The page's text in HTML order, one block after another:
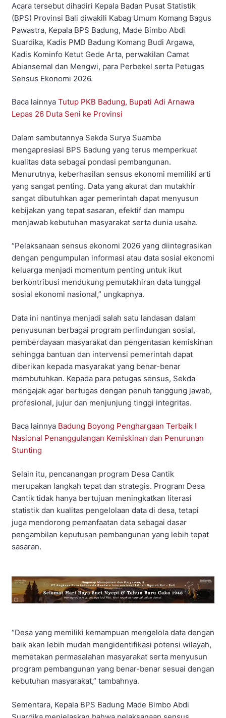
Acara tersebut dihadiri Kepala Badan Pusat Statistik
(BPS) Provinsi Bali diwakili Kabag Umum Komang Bagus
Pawastra, Kepala BPS Badung, Made Bimbo Abdi
Suardika, Kadis PMD Badung Komang Budi Argawa,
Kadis Kominfo Ketut Gede Arta, perwakilan Camat
Abiansemal dan Mengwi, para Perbekel serta Petugas
Sensus Ekonomi 2026.
Baca lainnya Tutup PKB Badung, Bupati Adi Arnawa
Lepas 26 Duta Seni ke Provinsi
Dalam sambutannya Sekda Surya Suamba
mengapresiasi BPS Badung yang terus memperkuat
kualitas data sebagai pondasi pembangunan.
Menurutnya, keberhasilan sensus ekonomi memiliki arti
yang sangat penting. Data yang akurat dan mutakhir
sangat dibutuhkan agar pemerintah dapat menyusun
kebijakan yang tepat sasaran, efektif dan mampu
menjawab kebutuhan masyarakat serta dunia usaha.
“Pelaksanaan sensus ekonomi 2026 yang diintegrasikan
dengan pengumpulan informasi atau data sosial ekonomi
keluarga menjadi momentum penting untuk ikut
berkontribusi mendukung pemutakhiran data tunggal
sosial ekonomi nasional,” ungkapnya.
Data ini nantinya menjadi salah satu landasan dalam
penyusunan berbagai program perlindungan sosial,
pemberdayaan masyarakat dan pengentasan kemiskinan
sehingga bantuan dan intervensi pemerintah dapat
diberikan kepada masyarakat yang benar-benar
membutuhkan. Kepada para petugas sensus, Sekda
mengajak agar bertugas dengan penuh tanggung jawab,
profesional, jujur dan menjunjung tinggi integritas.
Baca lainnya Badung Boyong Penghargaan Terbaik I
Nasional Penanggulangan Kemiskinan dan Penurunan
Stunting
Selain itu, pencanangan program Desa Cantik
merupakan langkah tepat dan strategis. Program Desa
Cantik tidak hanya bertujuan meningkatkan literasi
statistik dan kualitas pengelolaan data di desa, tetapi
juga mendorong pemanfaatan data sebagai dasar
pengambilan keputusan pembangunan yang lebih tepat
sasaran.
“Desa yang memiliki kemampuan mengelola data dengan
baik akan lebih mudah mengidentifikasi potensi wilayah,
memetakan permasalahan masyarakat serta menyusun
program pembangunan yang benar-benar sesuai dengan
kebutuhan masyarakat,” tambahnya.
Sementara, Kepala BPS Badung Made Bimbo Abdi